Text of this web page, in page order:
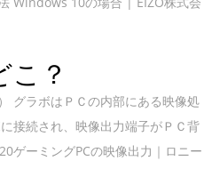
こ？
グラボはＰＣの内部にある映像処
接続され、映像出力端子がＰＣ背
ゲーミングPCの映像出力｜ロニー